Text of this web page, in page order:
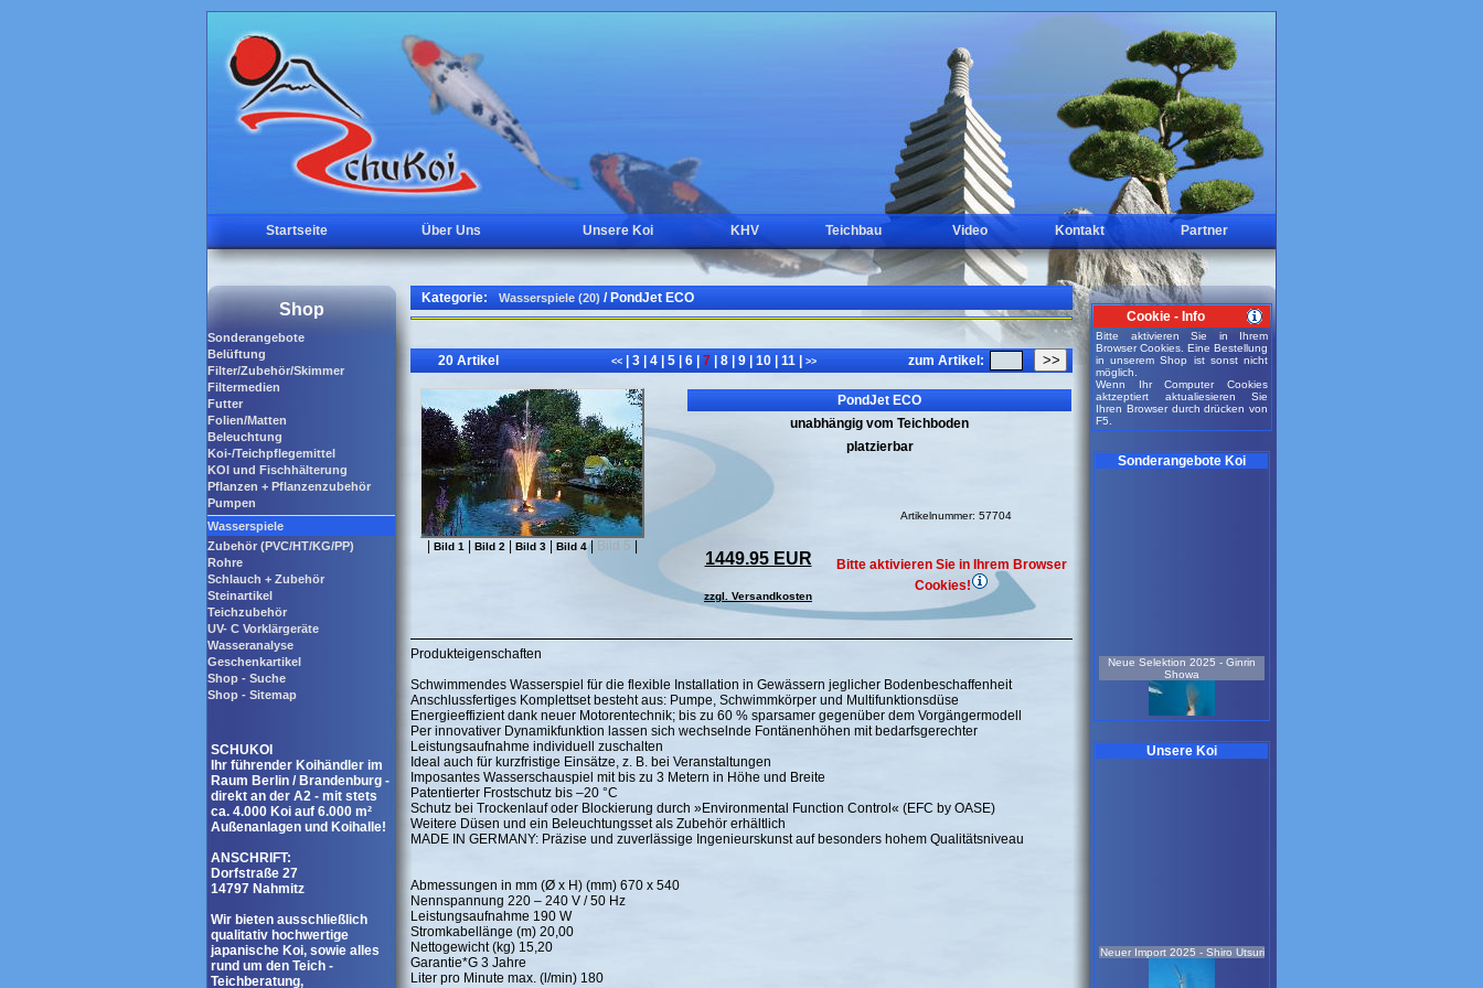
Startseite Über Uns Unsere Koi KHV Teichbau Video Kontakt Partner
Shop
Sonderangebote
Belüftung
Filter/Zubehör/Skimmer
Filtermedien
Futter
Folien/Matten
Beleuchtung
Koi-/Teichpflegemittel
KOI und Fischhälterung
Pflanzen + Pflanzenzubehör
Pumpen
Wasserspiele
Zubehör (PVC/HT/KG/PP)
Rohre
Schlauch + Zubehör
Steinartikel
Teichzubehör
UV- C Vorklärgeräte
Wasseranalyse
Geschenkartikel
Shop - Suche
Shop - Sitemap
SCHUKOI
Ihr führender Koihändler im
Raum Berlin / Brandenburg -
direkt an der A2 - mit stets
ca. 4.000 Koi auf 6.000 m²
Außenanlagen und Koihalle!
ANSCHRIFT:
Dorfstraße 27
14797 Nahmitz
Wir bieten ausschließlich
qualitativ hochwertige
japanische Koi, sowie alles
rund um den Teich -
Teichberatung,
Kategorie: Wasserspiele (20) / PondJet ECO
20 Artikel << 3 4 5 6 7 8 9 10 11 >> zum Artikel: >>
Bild 1| Bild 2| Bild 3| Bild 4| Bild 5
PondJet ECO
unabhängig vom Teichboden
platzierbar
Artikelnummer: 57704
1449.95 EUR
Bitte aktivieren Sie in Ihrem Browser
Cookies!
zzgl. Versandkosten
Produkteigenschaften
Schwimmendes Wasserspiel für die flexible Installation in Gewässern jeglicher Bodenbeschaffenheit
Anschlussfertiges Komplettset besteht aus: Pumpe, Schwimmkörper und Multifunktionsdüse
Energieeffizient dank neuer Motorentechnik; bis zu 60 % sparsamer gegenüber dem Vorgängermodell
Per innovativer Dynamikfunktion lassen sich wechselnde Fontänenhöhen mit bedarfsgerechter
Leistungsaufnahme individuell zuschalten
Ideal auch für kurzfristige Einsätze, z. B. bei Veranstaltungen
Imposantes Wasserschauspiel mit bis zu 3 Metern in Höhe und Breite
Patentierter Frostschutz bis –20 °C
Schutz bei Trockenlauf oder Blockierung durch »Environmental Function Control« (EFC by OASE)
Weitere Düsen und ein Beleuchtungsset als Zubehör erhältlich
MADE IN GERMANY: Präzise und zuverlässige Ingenieurskunst auf besonders hohem Qualitätsniveau
Abmessungen in mm (Ø x H) (mm) 670 x 540
Nennspannung 220 – 240 V / 50 Hz
Leistungsaufnahme 190 W
Stromkabellänge (m) 20,00
Nettogewicht (kg) 15,20
Garantie*G 3 Jahre
Liter pro Minute max. (l/min) 180
Cookie - Info
Bitte aktivieren Sie in Ihrem
Browser Cookies. Eine Bestellung
in unserem Shop ist sonst nicht
möglich.
Wenn Ihr Computer Cookies
aktzeptiert aktualiesieren Sie
Ihren Browser durch drücken von
F5.
Sonderangebote Koi
Neue Selektion 2025 - Ginrin
Showa
Unsere Koi
Neuer Import 2025 - Shiro Utsuri